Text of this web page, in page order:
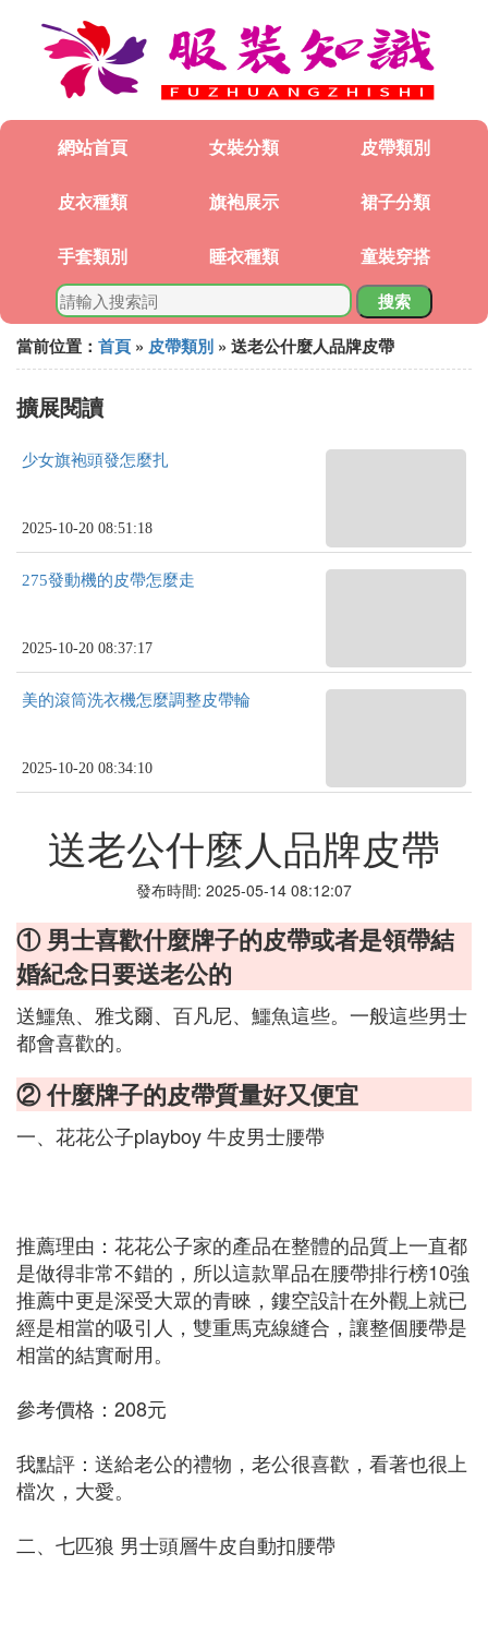
網站首頁 女裝分類 皮帶類別
皮衣種類 旗袍展示 裙子分類
手套類別 睡衣種類 童裝穿搭
搜索
當前位置： 首頁 » 皮帶類別 » 送老公什麼人品牌皮帶
擴展閱讀
少女旗袍頭發怎麼扎
2025-10-20 08:51:18
275發動機的皮帶怎麼走
2025-10-20 08:37:17
美的滾筒洗衣機怎麼調整皮帶輪
2025-10-20 08:34:10
送老公什麼人品牌皮帶
發布時間: 2025-05-14 08:12:07
① 男士喜歡什麼牌子的皮帶或者是領帶結
婚紀念日要送老公的
送鱷魚、雅戈爾、百凡尼、鱷魚這些。一般這些男士
都會喜歡的。
② 什麼牌子的皮帶質量好又便宜
一、花花公子playboy 牛皮男士腰帶
推薦理由：花花公子家的產品在整體的品質上一直都
是做得非常不錯的，所以這款單品在腰帶排行榜10強
推薦中更是深受大眾的青睞，鏤空設計在外觀上就已
經是相當的吸引人，雙重馬克線縫合，讓整個腰帶是
相當的結實耐用。
參考價格：208元
我點評：送給老公的禮物，老公很喜歡，看著也很上
檔次，大愛。
二、七匹狼 男士頭層牛皮自動扣腰帶